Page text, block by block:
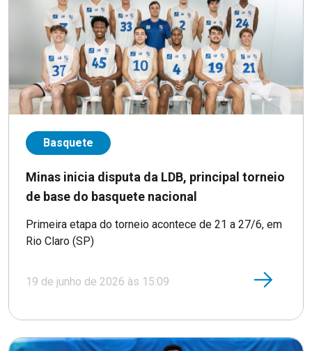
Basquete
Minas inicia disputa da LDB, principal torneio
de base do basquete nacional
Primeira etapa do torneio acontece de 21 a 27/6, em
Rio Claro (SP)
19 de junho de 2026 às 15:09